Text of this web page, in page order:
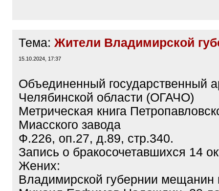
Тема: Жители Владимирской
15.10.2024, 17:37
Объединенный государственный
Челябинской области (ОГАЧО)
Метрическая книга
Миасского завода
Ф.226, оп.27, д.89, стр.340.
Запись о бракосочетавшихся 14
Жених:
Владимирской губернии мещанин